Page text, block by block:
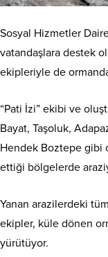
Sosyal Hizmetler
vatandaşlara destek
ekipleriyle de
“Pati İzi” ekibi ve
Bayat, Taşoluk,
Hendek Boztepe gibi
ettiği bölgelerde
Yanan arazilerdeki
ekipler, küle dönen
yürütüyor.